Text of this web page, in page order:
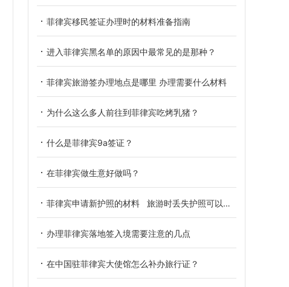
菲律宾移民签证办理时的材料准备指南
进入菲律宾黑名单的原因中最常见的是那种？
菲律宾旅游签办理地点是哪里 办理需要什么材料
为什么这么多人前往到菲律宾吃烤乳猪？
什么是菲律宾9a签证？
在菲律宾做生意好做吗？
菲律宾申请新护照的材料 旅游时丢失护照可以补办吗
办理菲律宾落地签入境需要注意的几点
在中国驻菲律宾大使馆怎么补办旅行证？